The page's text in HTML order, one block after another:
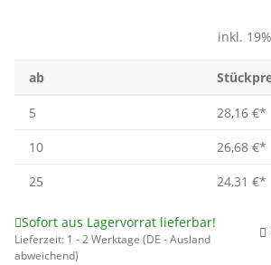
inkl.
ab
5 28,16 €*
10
26,68 €*
25
24,31 €*
Sofort aus Lagervorrat lieferbar!
Lieferzeit: 1 - 2 Werktage (DE - Ausland
abweichend)